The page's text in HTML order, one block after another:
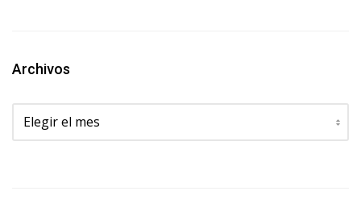
Archivos
Archivos